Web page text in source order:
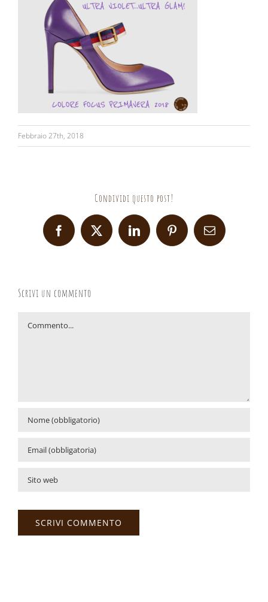
Febbraio 27th, 2018
Condividi questo post!
Facebook
X LinkedInPinterestEmail
Scrivi un commento